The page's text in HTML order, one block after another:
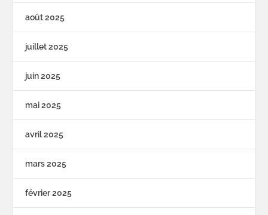
août 2025
juillet 2025
juin 2025
mai 2025
avril 2025
mars 2025
février 2025